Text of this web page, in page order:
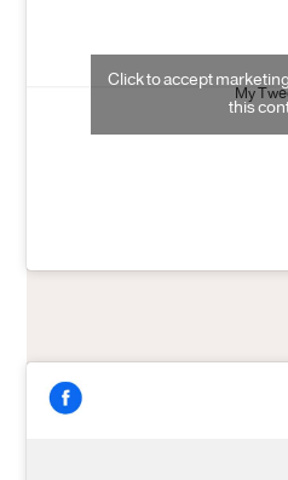
My
Click to accept
this